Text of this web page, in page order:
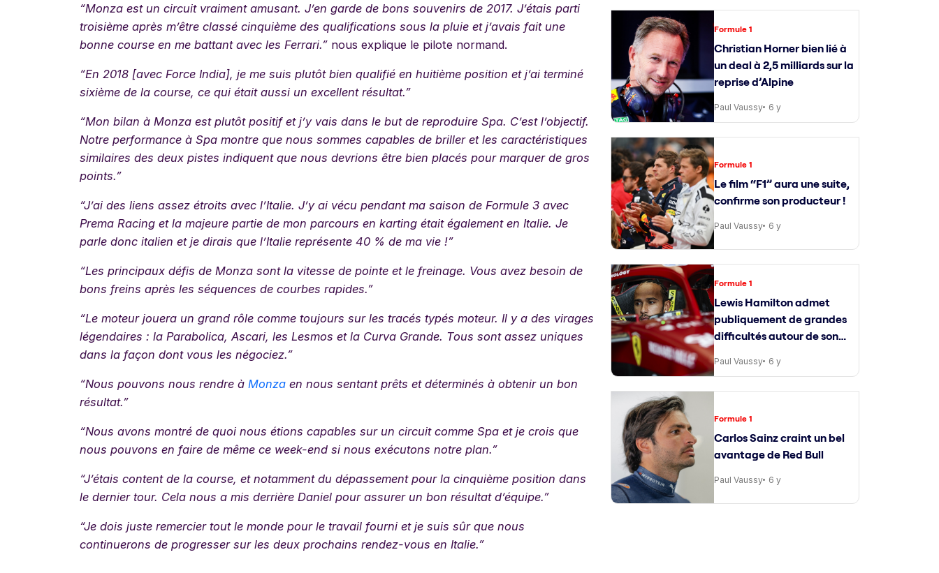
“Monza est un circuit vraiment amusant. J’en garde de bons souvenirs de 2017. J’étais parti
troisième après m’être classé cinquième des qualifications sous la pluie et j’avais fait une
bonne course en me battant avec les Ferrari.” nous explique le pilote normand.
“En 2018 [avec Force India], je me suis plutôt bien qualifié en huitième position et j’ai terminé
sixième de la course, ce qui était aussi un excellent résultat.”
“Mon bilan à Monza est plutôt positif et j’y vais dans le but de reproduire Spa. C’est l’objectif.
Notre performance à Spa montre que nous sommes capables de briller et les caractéristiques
similaires des deux pistes indiquent que nous devrions être bien placés pour marquer de gros
points.”
“J’ai des liens assez étroits avec l’Italie. J’y ai vécu pendant ma saison de Formule 3 avec
Prema Racing et la majeure partie de mon parcours en karting était également en Italie. Je
parle donc italien et je dirais que l’Italie représente 40 % de ma vie !”
“Les principaux défis de Monza sont la vitesse de pointe et le freinage. Vous avez besoin de
bons freins après les séquences de courbes rapides.”
“Le moteur jouera un grand rôle comme toujours sur les tracés typés moteur. Il y a des virages
légendaires : la Parabolica, Ascari, les Lesmos et la Curva Grande. Tous sont assez uniques
dans la façon dont vous les négociez.”
“Nous pouvons nous rendre à Monza en nous sentant prêts et déterminés à obtenir un bon
résultat.”
“Nous avons montré de quoi nous étions capables sur un circuit comme Spa et je crois que
nous pouvons en faire de même ce week-end si nous exécutons notre plan.”
“J’étais content de la course, et notamment du dépassement pour la cinquième position dans
le dernier tour. Cela nous a mis derrière Daniel pour assurer un bon résultat d’équipe.”
“Je dois juste remercier tout le monde pour le travail fourni et je suis sûr que nous
continuerons de progresser sur les deux prochains rendez-vous en Italie.”
Formule 1
Christian Horner bien lié à
un deal à 2,5 milliards sur la
reprise d’Alpine
Paul Vaussy 6 y
Formule 1
Le film “F1” aura une suite,
confirme son producteur !
Paul Vaussy 6 y
Formule 1
Lewis Hamilton admet
publiquement de grandes
difficultés autour de son
ingénieur de course
Paul Vaussy 6 y
Formule 1
Carlos Sainz craint un bel
avantage de Red Bull
Paul Vaussy 6 y